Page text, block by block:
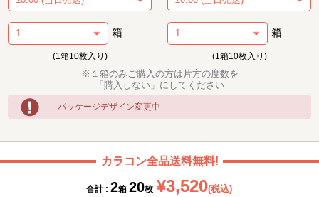
箱
(1箱10枚入り)
箱
(1箱10枚入り)
※１箱のみご購入の方は片方の度数を
「購入しない」にしてください
パッケージデザイン変更中
カラコン全品送料無料!
合計 : 2箱 20枚 ¥3,520(税込)